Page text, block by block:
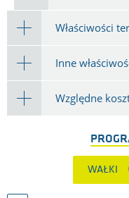
Właściwości
Inne
Względne
WAŁKI